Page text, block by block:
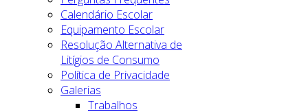
Calendário Escolar
Equipamento Escolar
Resolução Alternativa de
Litígios de Consumo
Política de Privacidade
Galerias
Trabalhos